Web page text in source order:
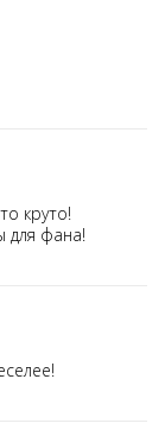
круто!
для фана!